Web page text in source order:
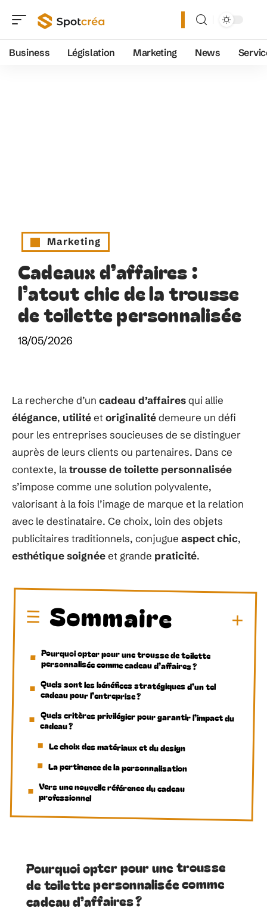
Business Législation Marketing News
Marketing
Cadeaux d’affaires :
l’atout chic de la trousse
de toilette personnalisée
18/05/2026
La recherche d’un cadeau d’affairesqui allie
élégance, utilitéet originalitédemeure un défi
pour les entreprises soucieuses de se distinguer
auprès de leurs clients ou partenaires. Dans ce
contexte, latrousse de toilette personnalisée
s’impose comme une solution polyvalente,
valorisant à la fois l’image de marque et la relation
avec le destinataire. Ce choix, loin des objets
publicitaires traditionnels, conjugue aspect chic,
esthétique soignéeet grande praticité.
Sommaire
Pourquoi opter pour une trousse de toilette
personnalisée comme cadeau d’affaires ?
Quels sont les bénéfices stratégiques d’un tel
cadeau pour l’entreprise ?
Quels critères privilégier pour garantir l’impact du
cadeau ?
Le choix des matériaux et du design
La pertinence de la personnalisation
Vers une nouvelle référence du cadeau
professionnel
Pourquoi opter pour une trousse
de toilette personnalisée comme
cadeau d’affaires ?